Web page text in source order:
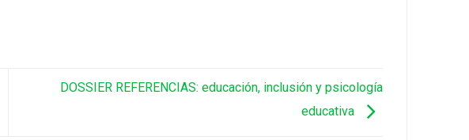
DOSSIER REFERENCIAS: educación, inclusión y psicología
educativa